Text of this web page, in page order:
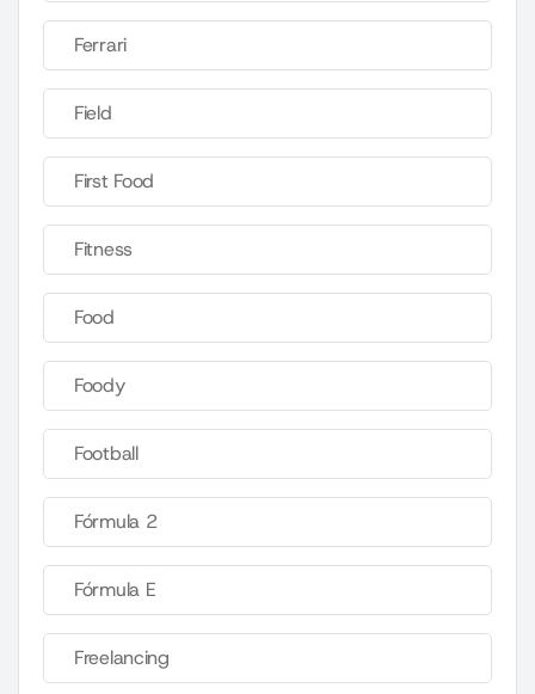
Ferrari
Field
First Food
Fitness
Food
Foody
Football
Fórmula 2
Fórmula E
Freelancing